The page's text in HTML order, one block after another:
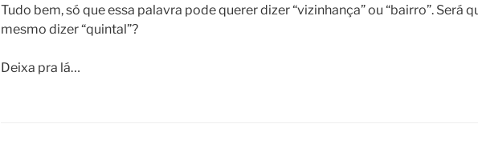
Tudo bem, só que essa palavra pode querer dizer “vizinhança” ou “bairro”. Será
mesmo dizer “quintal”?
Deixa pra lá…